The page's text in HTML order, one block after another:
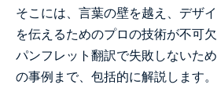
そこには、言葉の壁を越え、デザ
を伝えるためのプロの技術が不可
パンフレット翻訳で失敗しないた
の事例まで、包括的に解説します。